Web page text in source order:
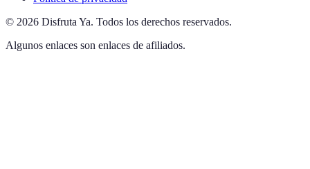
© 2026 Disfruta Ya. Todos los derechos reservados.
Algunos enlaces son enlaces de afiliados.